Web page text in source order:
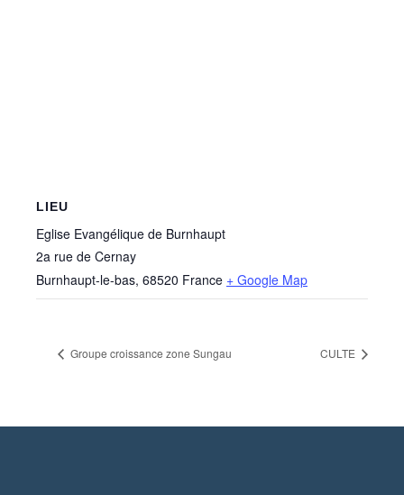
LIEU
Eglise Evangélique de Burnhaupt
2a rue de Cernay
Burnhaupt-le-bas, 68520 France + Google Map
Groupe croissance zone Sungau CULTE